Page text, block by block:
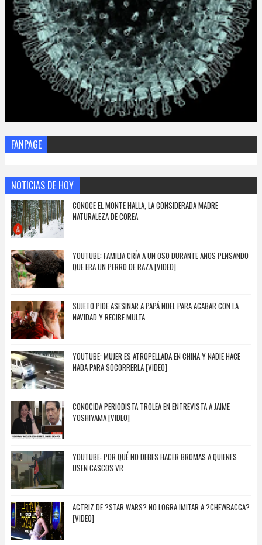
FANPAGE
NOTICIAS DE HOY
CONOCE EL MONTE HALLA, LA CONSIDERADA MADRE
NATURALEZA DE COREA
YOUTUBE: FAMILIA CRÍA A UN OSO DURANTE AÑOS PENSANDO
QUE ERA UN PERRO DE RAZA [VIDEO]
SUJETO PIDE ASESINAR A PAPÁ NOEL PARA ACABAR CON LA
NAVIDAD Y RECIBE MULTA
YOUTUBE: MUJER ES ATROPELLADA EN CHINA Y NADIE HACE
NADA PARA SOCORRERLA [VIDEO]
CONOCIDA PERIODISTA TROLEA EN ENTREVISTA A JAIME
YOSHIYAMA [VIDEO]
YOUTUBE: POR QUÉ NO DEBES HACER BROMAS A QUIENES
USEN CASCOS VR
ACTRIZ DE ?STAR WARS? NO LOGRA IMITAR A ?CHEWBACCA?
[VIDEO]